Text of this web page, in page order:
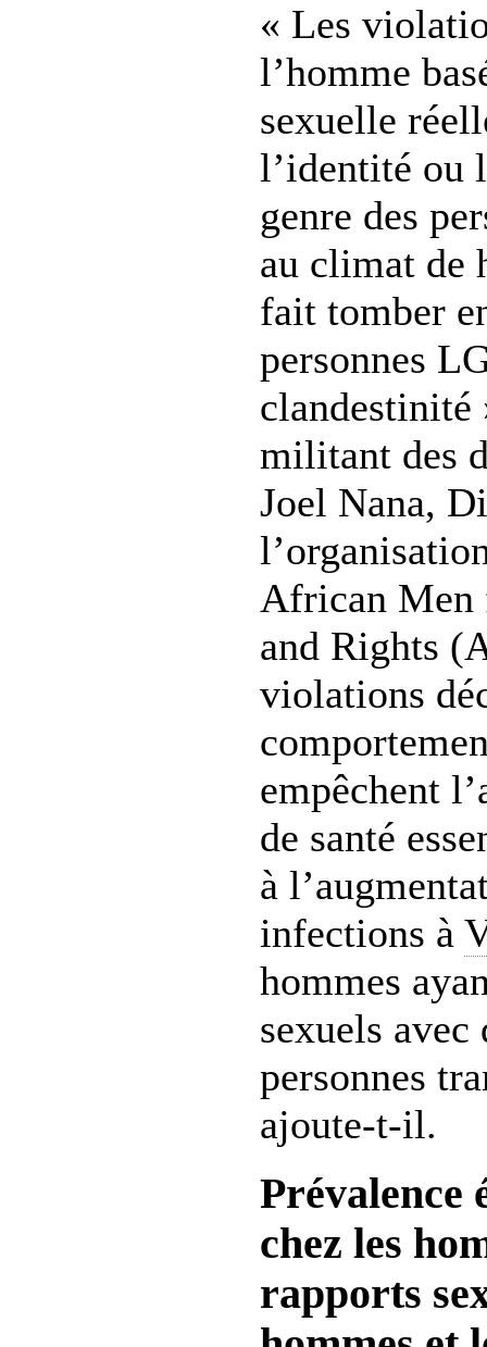
« Les
l’homme
sexuelle
l’identité ou
genre des
au climat de
fait tomber
personnes
militant des
Joel Nana,
African Men
and Rights
violations
empêchent
de santé
à
infections à
hommes
sexuels avec
personnes
ajoute-t-il.
Prévalence
chez les
rapports